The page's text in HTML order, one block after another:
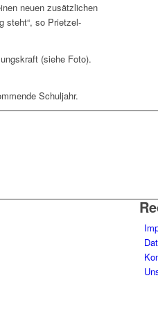
neuen zusätzlichen
steht“, so Prietzel-
(siehe Foto).
Schuljahr.